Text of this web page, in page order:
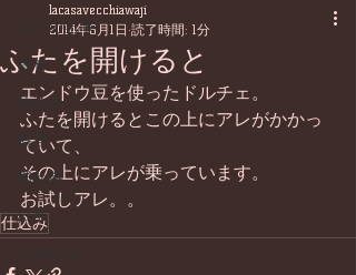
全ての記事
食材
仕込み
料理
畑仕事
日常
ふたを開けると
lacasavecchiawaji
2014年6月1日 読了時間: 1分
エンドウ豆を使ったドルチェ。
ふたを開けるとこの上にアレがかかっ
ていて、
その上にアレが乗っています。
お試しアレ。。
仕込み